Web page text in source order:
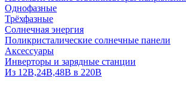
Однофазные
Трёхфазные
Солнечная энергия
Поликристалические солнечные панели
Аксессуары
Инверторы и зарядные станции
Из 12В,24В,48В в 220В